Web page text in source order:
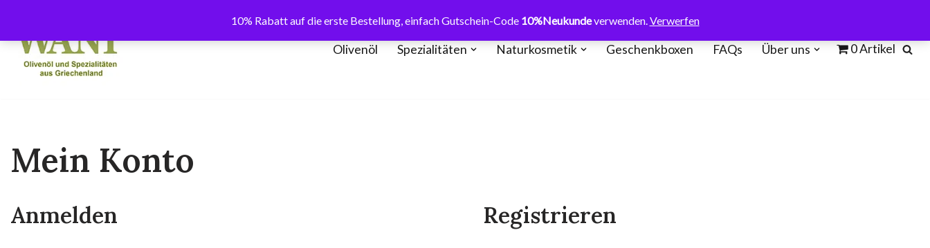
10% Rabatt auf die erste Bestellung, einfach Gutschein-Code 10%Neukundeverwenden.Verwerfen
Zum
Inhalt
springen
Olivenöl Spezialitäten Naturkosmetik Geschenkboxen FAQs Über uns 0 Artikel
Mein Konto
Anmelden Registrieren